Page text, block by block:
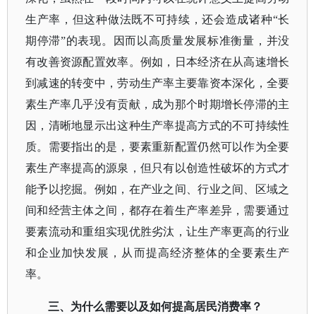
生产率，但这种做法既不可持续，还会造成诸种“长
期停滞”的表现。因而以高质量发展标准衡量，并没
有改善资源配置效率。例如，日本经济在从高速增长
到减速的转变中，劳动生产率主要靠资本深化，全要
素生产率几乎没有贡献，成为那个时期增长停滞的主
因，清晰地显示出这种生产率提高方式的不可持续性
质。需要指出的是，要素重新配置仍然可以作为全要
素生产率提高的源泉，但只有以创造性破坏的方式才
能予以挖掘。例如，在产业之间、行业之间、区域之
间和经营主体之间，都存在着生产率差异，需要通过
要素流动和重组实现优胜劣汰，让生产率更高的行业
和企业加快发展，从而提高经济整体的全要素生产
率。
三、为什么需要以及如何提高居民消费率？